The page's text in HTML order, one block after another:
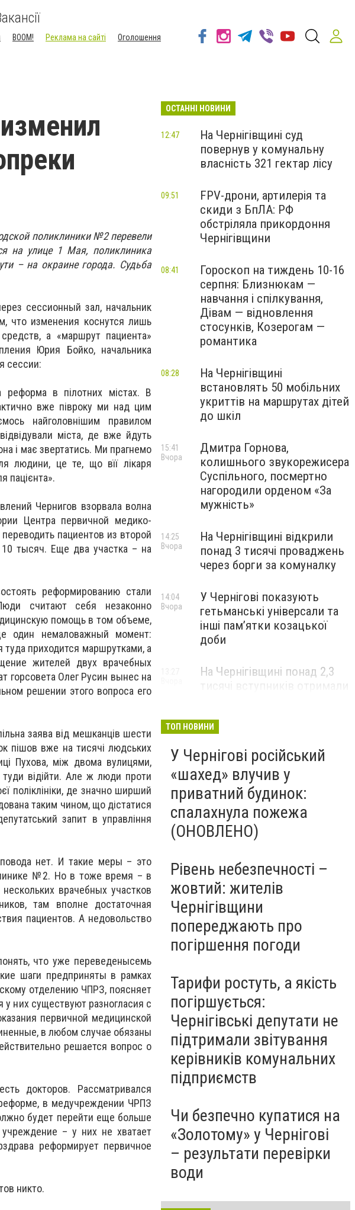
BOOM! Реклама на сайті
Оголошення
поликлиники №2 перевели
на улице 1 Мая, поликлиника
– на окраине города. Судьба
сессионный зал, начальник
что изменения коснутся лишь
а «маршрут пациента»
Юрия Бойко, начальника
сессии:
реформа в пілотних містах. В
вже півроку ми над цим
найголовнішим правилом
міста, де вже йдуть
і має звертатись. Ми прагнемо
людини, це те, що вїї лікаря
пацієнта».
Чернигов взорвала волна
Центра первичной медико-
пациентов из второй
10 тысяч. Еще два участка – на
реформированию стали
считают себя незаконно
помощь в том объеме,
один немаловажный момент:
приходится маршрутками, а
жителей двух врачебных
горсовета Олег Русин вынес на
решении этого вопроса его
заява від мешканців шести
пішов вже на тисячі людських
Пухова, між двома вулицями,
відійти. Але ж люди проти
поліклініки, де значно ширший
таким чином, що дістатися
запит в управління
нет. И такие меры – это
№2. Но в тоже время – в
врачебных участков
там вполне достаточная
пациентов. А недовольство
что уже переведенысемь
шаги предприняты в рамках
отделению ЧПРЗ, поясняет
них существуют разногласия с
первичной медицинской
в любом случае обязаны
решается вопрос о
докторов. Рассматривался
в медучреждении ЧРПЗ
будет перейти еще больше
– у них не хватает
реформирует первичное
никто.
ОСТАННІ НОВИНИ
На Чернігівщині суд
повернув у комунальну
власність 321 гектар лісу
12:47
FPV-дрони, артилерія та
скиди з БпЛА: РФ
обстріляла прикордоння
Чернігівщини
09:51
Гороскоп на тиждень 10-16
серпня: Близнюкам —
навчання і спілкування,
Дівам — відновлення
стосунків, Козерогам —
романтика
08:41
На Чернігівщині
встановлять 50 мобільних
укриттів на маршрутах дітей
до шкіл
08:28
Дмитра Горнова,
колишнього звукорежисера
Суспільного, посмертно
нагородили орденом «За
мужність»
15:41
Вчора
На Чернігівщині відкрили
понад 3 тисячі проваджень
через борги за комуналку
14:25
Вчора
У Чернігові показують
гетьманські універсали та
інші пам’ятки козацької
доби
14:04
Вчора
На Чернігівщині понад 2,3
ТОП НОВИНИ
У Чернігові російський
«шахед» влучив у
приватний будинок:
спалахнула пожежа
(ОНОВЛЕНО)
Рівень небезпечності –
жовтий: жителів
Чернігівщини
попереджають про
погіршення погоди
Тарифи ростуть, а якість
погіршується:
Чернігівські депутати не
підтримали звітування
керівників комунальних
підприємств
Чи безпечно купатися на
«Золотому» у Чернігові
– результати перевірки
води